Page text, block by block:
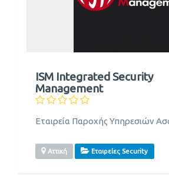
ISM Integrated Security
Management
Εταιρεία Παροχής Υπηρεσιών
Αττική Εταιρείες Security